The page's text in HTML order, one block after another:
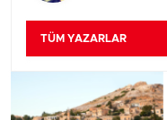
TÜM YAZARLAR